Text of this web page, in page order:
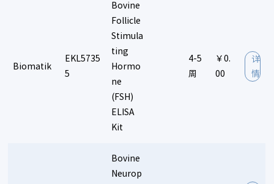
Biomatik
EKL5735
5
Bovine
Follicle
Stimula
ting
Hormo
ne
(FSH)
ELISA
Kit
4-5
周
￥0.
00
详
情
Bovine
Neurop